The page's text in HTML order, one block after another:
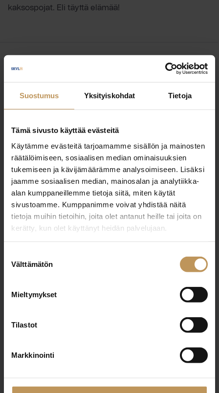
Suostumus Yksityiskohdat Tietoja
Tämä sivusto käyttää evästeitä
Käytämme evästeitä tarjoamamme sisällön ja mainosten
räätälöimiseen, sosiaalisen median ominaisuuksien
tukemiseen ja kävijämäärämme analysoimiseen. Lisäksi
jaamme sosiaalisen median, mainosalan ja analytiikka-
alan kumppaneillemme tietoja siitä, miten käytät
sivustoamme. Kumppanimme voivat yhdistää näitä
tietoja muihin tietoihin, joita olet antanut heille tai joita on
kerätty, kun olet käyttänyt heidän palvelujaan.
valinta
Välttämätön
Mieltymykset
Tilastot
Markkinointi
kaksospojat. Eli täyttä elämää!
OTA YHTEYTTÄ
Miten voin auttaa
asuntoasioissa?
Jouko Sipilä
0400482690
jouko.sipila@naytonpaikka.com
Nimi*